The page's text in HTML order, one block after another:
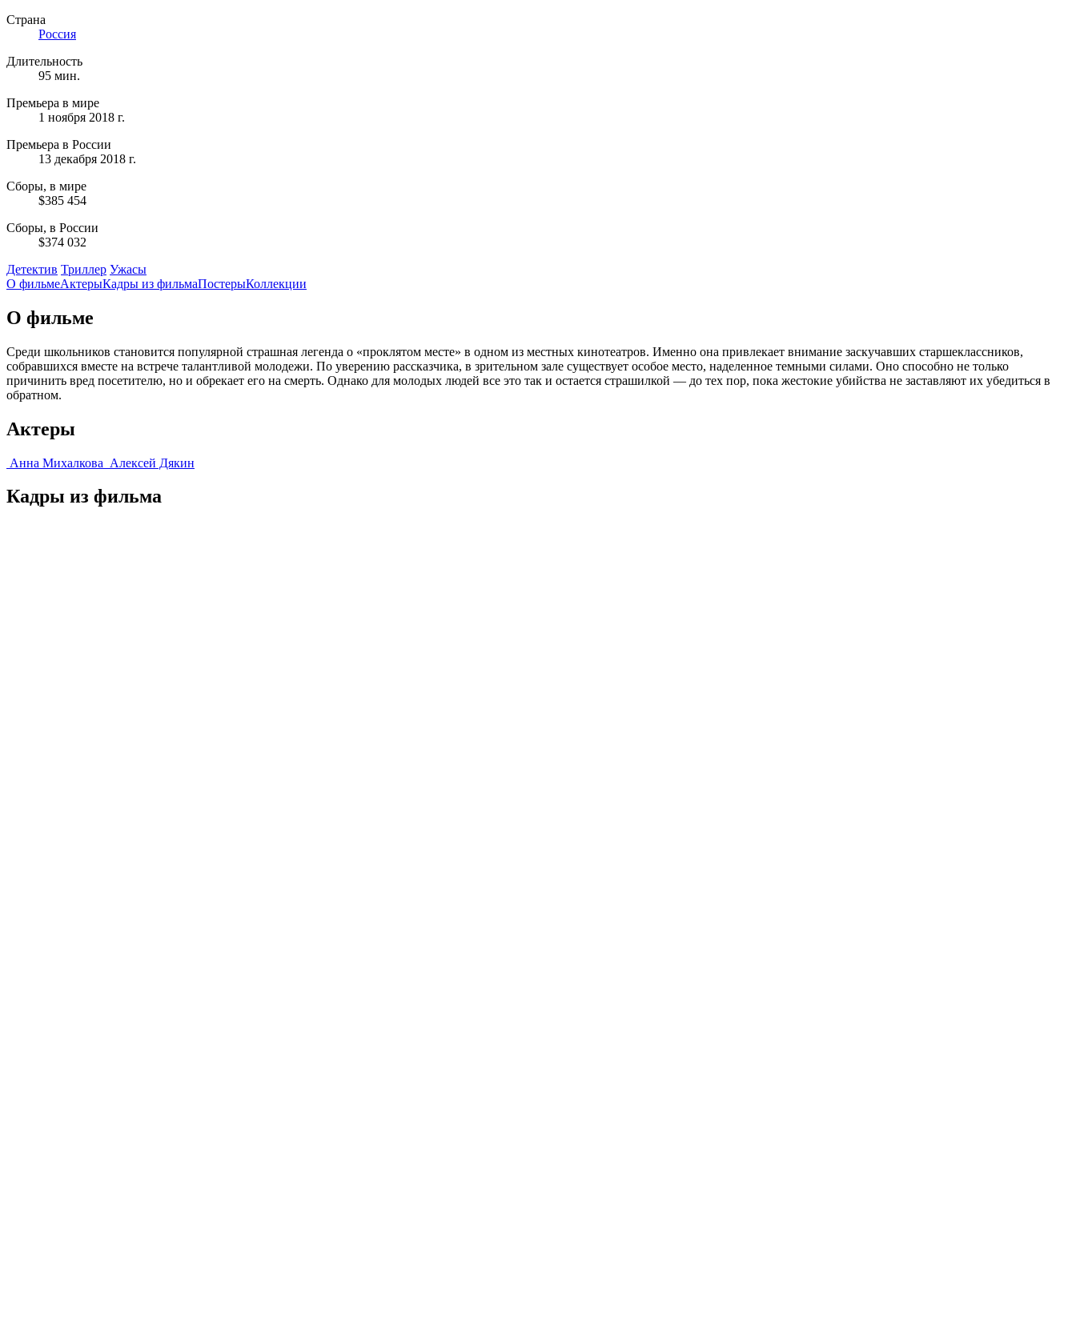
Страна
Россия
Длительность
95 мин.
Премьера в мире
1 ноября 2018 г.
Премьера в России
13 декабря 2018 г.
Сборы, в мире
$385 454
Сборы, в России
$374 032
Детектив Триллер Ужасы
О фильмеАктерыКадры из фильмaПостерыКоллекции
О фильме
Среди школьников становится популярной страшная легенда о «проклятом месте» в одном из местных кинотеатров. Именно она привлекает внимание заскучавших старшеклассников,
собравшихся вместе на встрече талантливой молодежи. По уверению рассказчика, в зрительном зале существует особое место, наделенное темными силами. Оно способно не только
причинить вред посетителю, но и обрекает его на смерть. Однако для молодых людей все это так и остается страшилкой — до тех пор, пока жестокие убийства не заставляют их убедиться в
обратном.
Актеры
Анна Михалкова Алексей Дякин
Кадры из фильмa